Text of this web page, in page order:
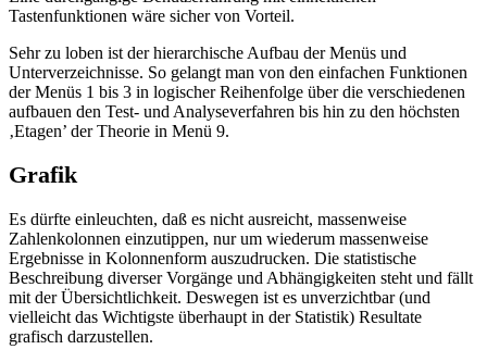
Tastenfunktionen wäre sicher von Vorteil.
Sehr zu loben ist der hierarchische Aufbau der Menüs und
Unterverzeichnisse. So gelangt man von den einfachen Funktionen
der Menüs 1 bis 3 in logischer Reihenfolge über die verschiedenen
aufbauen den Test- und Analyseverfahren bis hin zu den höchsten
‚Etagen’ der Theorie in Menü 9.
Grafik
Es dürfte einleuchten, daß es nicht ausreicht, massenweise
Zahlenkolonnen einzutippen, nur um wiederum massenweise
Ergebnisse in Kolonnenform auszudrucken. Die statistische
Beschreibung diverser Vorgänge und Abhängigkeiten steht und fällt
mit der Übersichtlichkeit. Deswegen ist es unverzichtbar (und
vielleicht das Wichtigste überhaupt in der Statistik) Resultate
grafisch darzustellen.